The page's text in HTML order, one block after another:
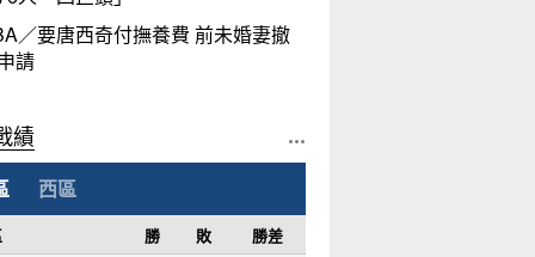
／要唐西奇付撫養費 前未婚妻撤
請